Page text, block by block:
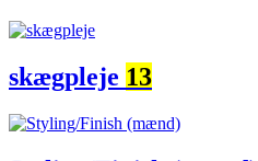
skægpleje 13